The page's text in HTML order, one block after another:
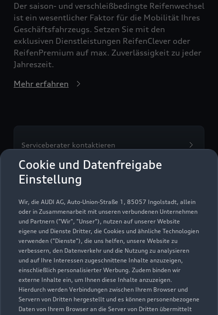
Cookie und Datenfreigabe
Einstellung
Wir, die AUDI AG, Auto-Union-Straße 1, 85057 Ingolstadt, allein
oder in Zusammenarbeit mit unseren verbundenen Unternehmen
und Partnern ("Wir", "Unser"), nutzen auf unserer Website
eigene und Dienste Dritter, die Cookies und ähnliche Technologien
verwenden ("Dienste"), die uns helfen, unsere Website zu
verbessern, den Datenverkehr und die Nutzung zu analysieren
und auf Ihre Interessen zugeschnittene Inhalte anzuzeigen,
einschließlich personalisierter Werbung. Zudem binden wir
externe Inhalte ein, um Ihnen diese Inhalte anzuzeigen.
Hierdurch werden Verbindungen zwischen Ihrem Browser und
Servern von Dritten hergestellt und es können personenbezogene
Daten von Ihrem Browser an die Server von Dritten übermittelt
Der saison- und verschleißbedingte Reifenwechsel
ist ein wesentlicher Faktor für die Mobilität Ihres
Geschäftsfahrzeugs. Setzen Sie mit den
exklusiven Dienstleistungen ReifenClever oder
ReifenPremium auf max. Zuverlässigkeit zu jeder
Jahreszeit.
Mehr erfahren
Serviceberater kontaktieren
Hahnel Automobile GmbH
Servicepartner e-tron